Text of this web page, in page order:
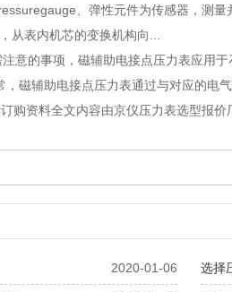
、弹性元件为传感器，测
从表内机芯的变换机构向...
意的事项 ，磁辅助电接点压力表应用
磁辅助电接点压力表通过与对应的电气
购资料全文内容由京仪压力表选型报价
2020-01-06 选择